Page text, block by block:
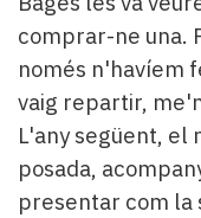
comprar-ne una.
només n'havíem
vaig repartir,
L'any següent, el
posada,
presentar com la